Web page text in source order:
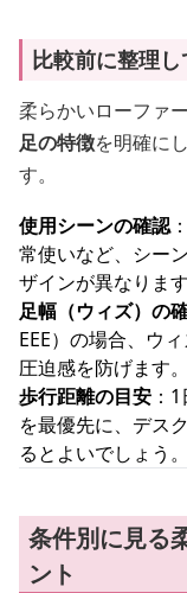
比較前に整理
柔らかいローファ
足の特徴を明確に
す。
使用シーンの確認
常使いなど、シー
ザインが異なります
足幅（ウィズ）の
EEE）の場合、ウ
圧迫感を防げます。
歩行距離の目安 ：
を最優先に、デス
るとよいでしょう。
条件別に見る
ント